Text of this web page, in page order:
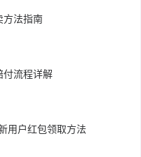
方法指南
付流程详解
用户红包领取方法